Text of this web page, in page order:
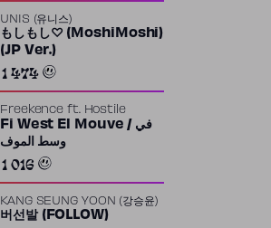
UNIS (유니스)
もしもし♡ (MoshiMoshi)
(JP Ver.)
1 474
Freekence ft. Hostile
Fi West El Mouve / في
وسط الموف
1 016
KANG SEUNG YOON (강승윤)
버선발 (FOLLOW)